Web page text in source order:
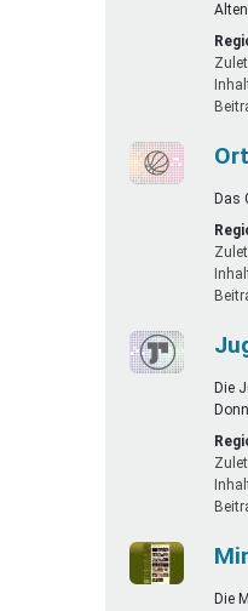
Das
Die
Die